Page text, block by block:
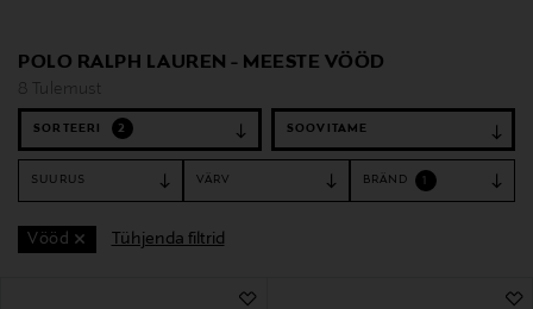
POLO RALPH LAUREN - MEESTE VÖÖD
8 Tulemust
SORTEERI 2
SUURUS VÄRV BRÄND
Vööd Tühjenda filtrid